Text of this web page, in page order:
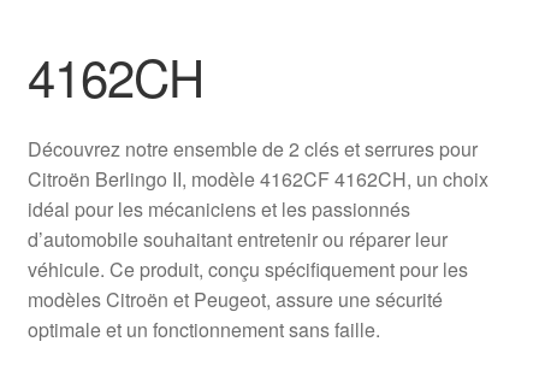
Livraison
Livraison internationale
Mon compte
Paiements
Panier
4162CH
Découvrez notre ensemble de 2 clés et serrures pour
Citroën Berlingo II, modèle 4162CF 4162CH, un choix
idéal pour les mécaniciens et les passionnés
d’automobile souhaitant entretenir ou réparer leur
véhicule. Ce produit, conçu spécifiquement pour les
modèles Citroën et Peugeot, assure une sécurité
optimale et un fonctionnement sans faille.